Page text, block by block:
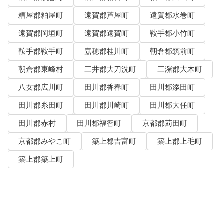
糟屋郡粕屋町
遠賀郡芦屋町
遠賀郡水巻町
遠賀郡岡垣町
遠賀郡遠賀町
鞍手郡小竹町
鞍手郡鞍手町
嘉穂郡桂川町
朝倉郡筑前町
朝倉郡東峰村
三井郡大刀洗町
三潴郡大木町
八女郡広川町
田川郡香春町
田川郡添田町
田川郡糸田町
田川郡川崎町
田川郡大任町
田川郡赤村
田川郡福智町
京都郡苅田町
京都郡みやこ町
築上郡吉富町
築上郡上毛町
築上郡築上町